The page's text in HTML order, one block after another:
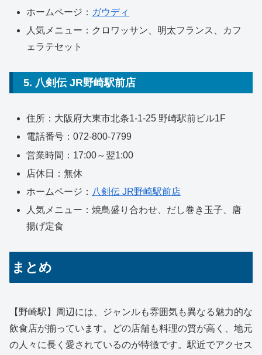
ホームページ： ガウディ
人気メニュー：クロワッサン、明太フランス、カフ
ェラテセット
5. 八剣伝 JR野崎駅前店
住所：大阪府大東市北条1-1-25 野崎駅前ビル1F
電話番号：072-800-7799
営業時間：17:00～翌1:00
店休日：無休
ホームページ： 八剣伝 JR野崎駅前店
人気メニュー：焼鳥盛り合わせ、だし巻き玉子、唐
揚げ定食
まとめ
【野崎駅】周辺には、ジャンルも雰囲気も異なる魅力的な
飲食店が揃っています。どの店舗も料理の質が高く、地元
の人々に長く愛されているのが特徴です。駅近でアクセス